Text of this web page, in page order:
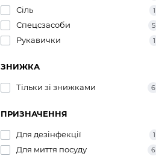
Сіль 1
Спецсзасоби 5
Рукавички 1
ЗНИЖКА
Тільки зі знижками 6
ПРИЗНАЧЕННЯ
Для дезінфекції 1
Для миття посуду 6